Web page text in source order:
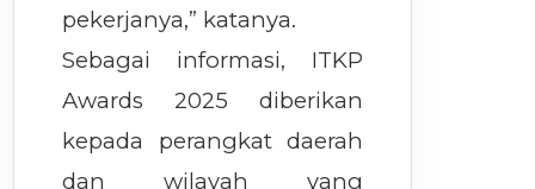
pekerjanya,” katanya.
Sebagai informasi, ITKP
Awards 2025 diberikan
kepada perangkat daerah
dan wilayah yang